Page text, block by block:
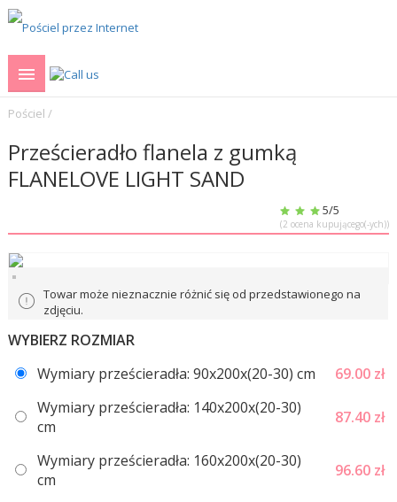
Pościel /
Prześcieradło flanela z gumką
FLANELOVE LIGHT SAND
5/5
(2 ocena kupującego(-ych))
Towar może nieznacznie różnić się od przedstawionego na
zdjęciu.
WYBIERZ ROZMIAR
Wymiary prześcieradła: 90x200x(20-30) сm
69.00 zł
Wymiary prześcieradła: 140x200x(20-30)
сm
87.40 zł
Wymiary prześcieradła: 160x200x(20-30)
сm
96.60 zł